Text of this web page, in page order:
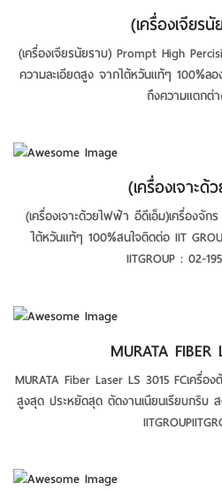
(เครื่องเจียรนั
(เครื่องเจียรนัยราบ) Prompt High
ความละเอียดสูง จากไต้หวันแท้ๆ 100%ล
ถึงความแตกต่
(เครื่องเจาะด้
(เครื่องเจาะด้วยไฟฟ้า อีดีเอ็ม)เครื่องจั
ไต้หวันแท้ๆ 100%สนใจติดต่อ IIT
IITGROUP : 02-
MURATA FIBER
MURATA Fiber Laser LS 3015 FCเครื่อ
สูงสุด ประหยัดสุด ตัดงานเนียนเรียบกริ